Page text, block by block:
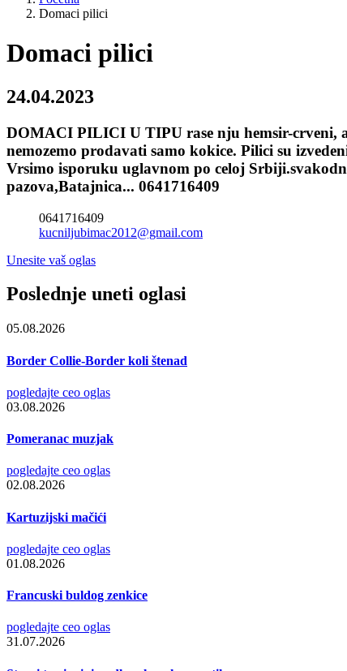
Domaci pilici
Domaci pilici
24.04.2023
DOMACI PILICI U TIPU rase nju hemsir-crveni,
nemozemo prodavati samo kokice. Pilici su
Vrsimo isporuku uglavnom po celoj
pazova,Batajnica... 0641716409
0641716409
kucniljubimac2012@gmail.com
Unesite vaš oglas
Poslednje uneti oglasi
05.08.2026
Border Collie-Border koli štenad
pogledajte ceo oglas
03.08.2026
Pomeranac muzjak
pogledajte ceo oglas
02.08.2026
Kartuzijski mačići
pogledajte ceo oglas
01.08.2026
Francuski buldog zenkice
pogledajte ceo oglas
31.07.2026